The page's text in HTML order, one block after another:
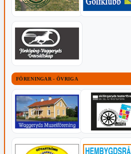
FÖRENINGAR - ÖVRIGA